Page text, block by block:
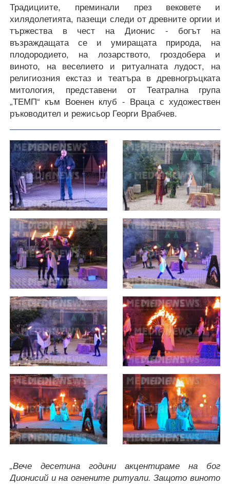
Традициите, преминали през вековете и
хилядолетията, пазещи следи от древните оргии и
тържества в чест на Дионис - богът на
възраждащата се и умиращата природа, на
плодородието, на лозарството, гроздобера и
виното, на веселието и ритуалната лудост, на
религиозния екстаз и театъра в древногръцката
митология, представени от Театрална група
„ТЕМП“ към Военен клуб - Враца с художествен
ръководител и режисьор Георги Врабчев.
„Вече десетина години акцентираме на бог
Дионисий и на огнените ритуали. Защото виното